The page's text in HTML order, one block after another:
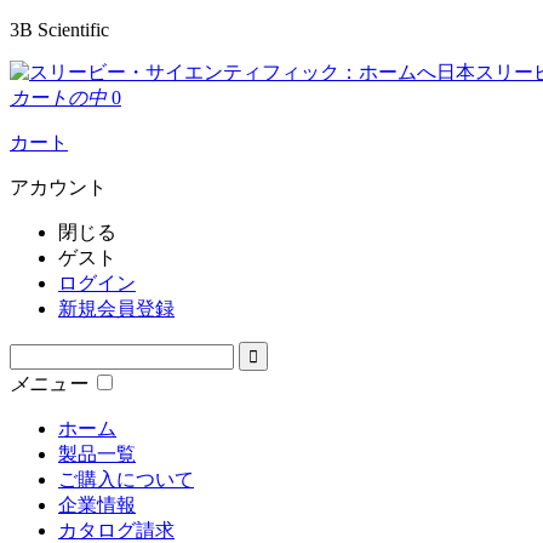
3B Scientific
日本スリー
カートの中 0
カート
アカウント
閉じる
ゲスト
ログイン
新規会員登録
メニュー
ホーム
製品一覧
ご購入について
企業情報
カタログ請求